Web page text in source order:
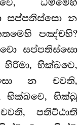
ධම්මෙහි
සප්පතිස්සො න
පඤ්චහි?
සප්පතිස්සො
භික්ඛවෙ,
න චවති,
භික්ඛවෙ, භික්ඛු
පතිට්ඨාති